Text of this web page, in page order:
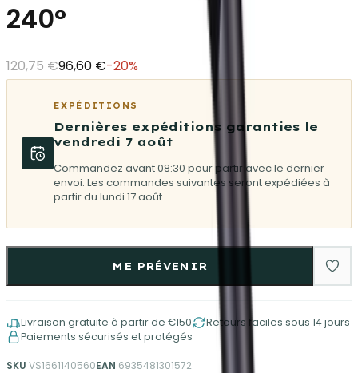
240°
120,75 €96,60 €-20%
EXPÉDITIONS
Dernières expéditions garanties le
vendredi 7 août
Commandez avant 08:30 pour partir avec le dernier
envoi. Les commandes suivantes seront expédiées à
partir du lundi 17 août.
ME PRÉVENIR
Livraison gratuite à partir de €150
Retours faciles sous 14 jours
Paiements sécurisés et protégés
SKU VS1661140560EAN 6935481301572